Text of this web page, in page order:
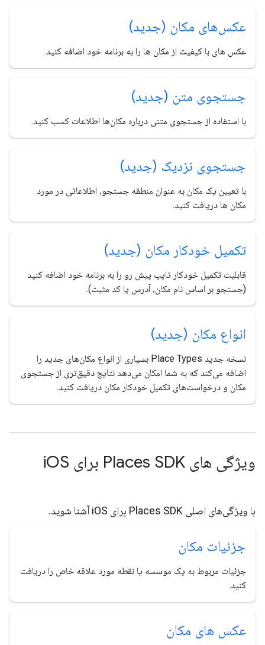
عکس‌های مکان (جدید)
عکس های با کیفیت از مکان ها را به برنامه خود اضافه کنید.
جستجوی متن (جدید)
با استفاده از جستجوی متنی درباره مکان‌ها اطلاعات کسب کنید.
جستجوی نزدیک (جدید)
با تعیین یک مکان به عنوان منطقه جستجو، اطلاعاتی در مورد
مکان ها دریافت کنید.
تکمیل خودکار مکان (جدید)
قابلیت تکمیل خودکار تایپ پیش رو را به برنامه خود اضافه کنید
(جستجو بر اساس نام مکان، آدرس یا کد مثبت).
انواع مکان (جدید)
نسخه جدید Place Types بسیاری از انواع مکان‌های جدید را
اضافه می‌کند که به شما امکان می‌دهد نتایج دقیق‌تری از جستجوی
مکان و درخواست‌های تکمیل خودکار مکان دریافت کنید.
ویژگی های Places SDK برای i OS
با ویژگی‌های اصلی Places SDK برای iOS آشنا شوید.
جزئیات مکان
جزئیات مربوط به یک موسسه یا نقطه مورد علاقه خاص را دریافت
کنید.
عکس های مکان